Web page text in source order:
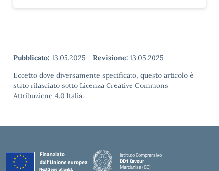
Pubblicato: 13.05.2025 - Revisione: 13.05.2025
Eccetto dove diversamente specificato, questo articolo è
stato rilasciato sotto Licenza Creative Commons
Attribuzione 4.0 Italia.
Istituto Comprensivo
DD1 Cavour
Marcianise (CE)